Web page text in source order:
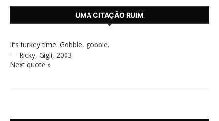
UMA CITAÇÃO RUIM
It’s turkey time. Gobble, gobble.
— Ricky, Gigli, 2003
Next quote »